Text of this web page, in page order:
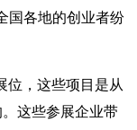
国各地的创业者纷
位，这些项目是从
这些参展企业带